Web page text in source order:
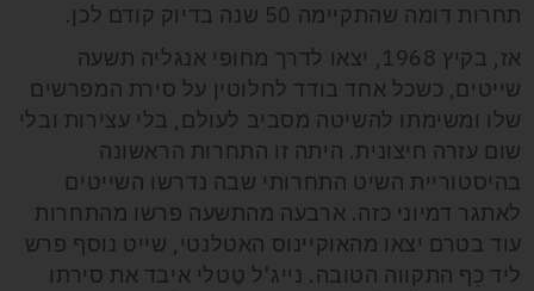
תחרות דומה שהתקיימה 50 שנה בדיוק קודם לכן.
אז, בקיץ 1968, יצאו לדרך
מחופי אנגליה תשעה
שייטים, כשכל אחד בודד לחלוטין על סירת המפרשים
שלו ומשימתו להשיטה מסביב לעולם, בלי עצירות ובלי
שום עזרה חיצונית. היתה זו התחרות הראשונה
בהיסטוריית השיט התחרותי שבה נדרשו השייטים
לאתגר דמיוני כזה. ארבעה מהתשעה פרשו מהתחרות
עוד בטרם יצאו מהאוקיינוס האטלנטי, שייט נוסף פרש
ליד כֵף התקווה הטובה. נייג'ל טֶטלי איבד את סירתו